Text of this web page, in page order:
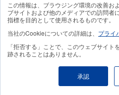
この情報は、ブラウジング環境の改善お
ブサイトおよび他のメディアでの訪問者
指標を目的として使用されるものです。
当社のCookieについての詳細は、 プライ
「拒否する」ことで、このウェブサイ
跡されることはありません。
承認
RANKING 人気記事ランキング
Chromebook で Microsoft
おくべきポイント
Chromebookで Excel（エク